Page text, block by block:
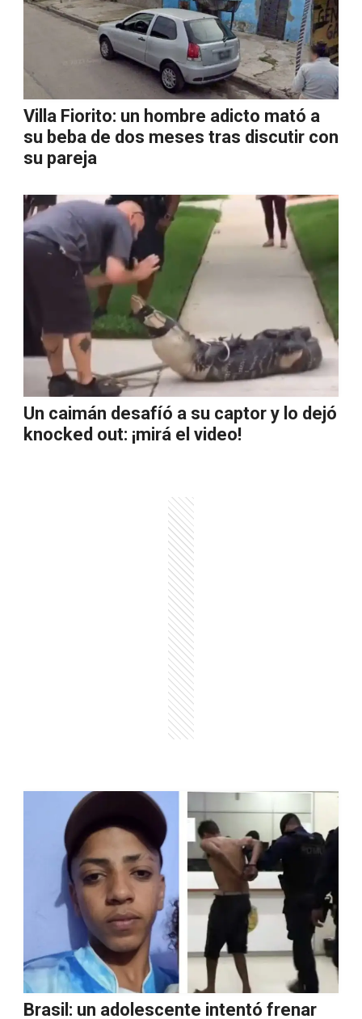
Villa Fiorito: un hombre adicto mató a
su beba de dos meses tras discutir con
su pareja
Un caimán desafíó a su captor y lo dejó
knocked out: ¡mirá el video!
Brasil: un adolescente intentó frenar